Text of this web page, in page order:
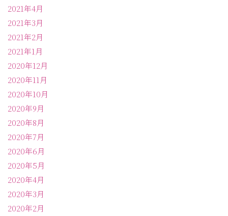
2021年4月
2021年3月
2021年2月
2021年1月
2020年12月
2020年11月
2020年10月
2020年9月
2020年8月
2020年7月
2020年6月
2020年5月
2020年4月
2020年3月
2020年2月